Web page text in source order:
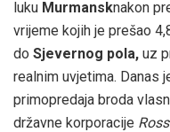
luku Murmansknakon
vrijeme kojih je prešao
do Sjevernog pola, uz
realnim uvjetima. Danas
primopredaja broda
državne korporacije